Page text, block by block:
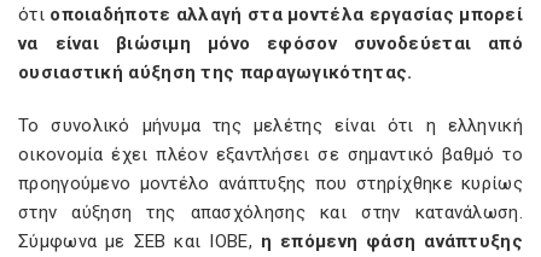
ότιοποιαδήποτε αλλαγή στα μοντέλα εργασίας μπορεί
να είναι βιώσιμη μόνο εφόσον συνοδεύεται από
ουσιαστική αύξηση της παραγωγικότητας.
Το συνολικό μήνυμα της μελέτης είναι ότι η ελληνική
οικονομία έχει πλέον εξαντλήσει σε σημαντικό βαθμό το
προηγούμενο μοντέλο ανάπτυξης που στηρίχθηκε κυρίως
στην αύξηση της απασχόλησης και στην κατανάλωση.
Σύμφωνα με ΣΕΒ και ΙΟΒΕ, η επόμενη φάση ανάπτυξης